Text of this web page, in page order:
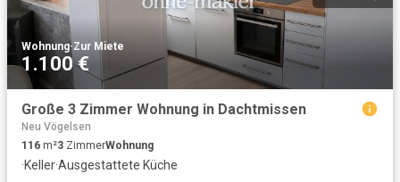
Wohnung·Zur Miete
1.100 €
Große 3 Zimmer Wohnung in Dachtmissen
Neu Vögelsen
116 m²3 ZimmerWohnung
·Keller·Ausgestattete Küche